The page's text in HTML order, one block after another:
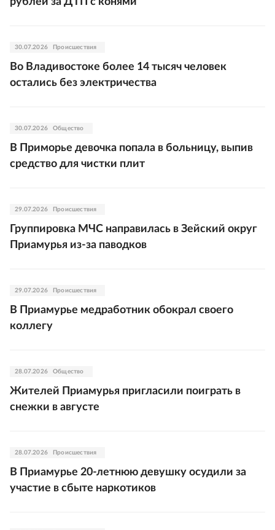
30.07.2026 Происшествия
Во Владивостоке более 14 тысяч человек
остались без электричества
30.07.2026 Общество
В Приморье девочка попала в больницу, выпив
средство для чистки плит
29.07.2026 Происшествия
Группировка МЧС направилась в Зейский округ
Приамурья из-за паводков
29.07.2026 Происшествия
В Приамурье медработник обокрал своего
коллегу
28.07.2026 Общество
Жителей Приамурья пригласили поиграть в
снежки в августе
28.07.2026 Происшествия
В Приамурье 20-летнюю девушку осудили за
участие в сбыте наркотиков